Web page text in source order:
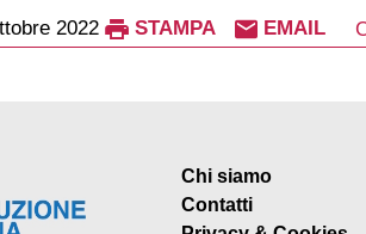
2022 STAMPA EMAIL
riaperto il negozio del Centro Le
Chi siamo
Contatti